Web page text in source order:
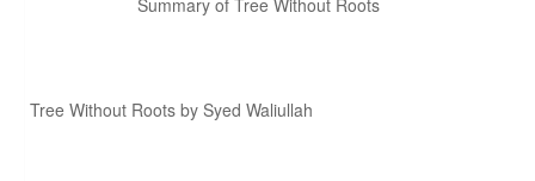
Summary of Tree Without Roots
Tree Without Roots by Syed Waliullah